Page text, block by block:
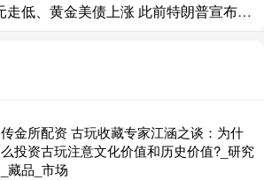
传金所配资 原油美元走低、黄金美债上涨 此前特朗普宣布停火
传金所配资 古玩收藏专家江涵之谈：为什
么投资古玩注意文化价值和历史价值?_研究
_藏品_市场